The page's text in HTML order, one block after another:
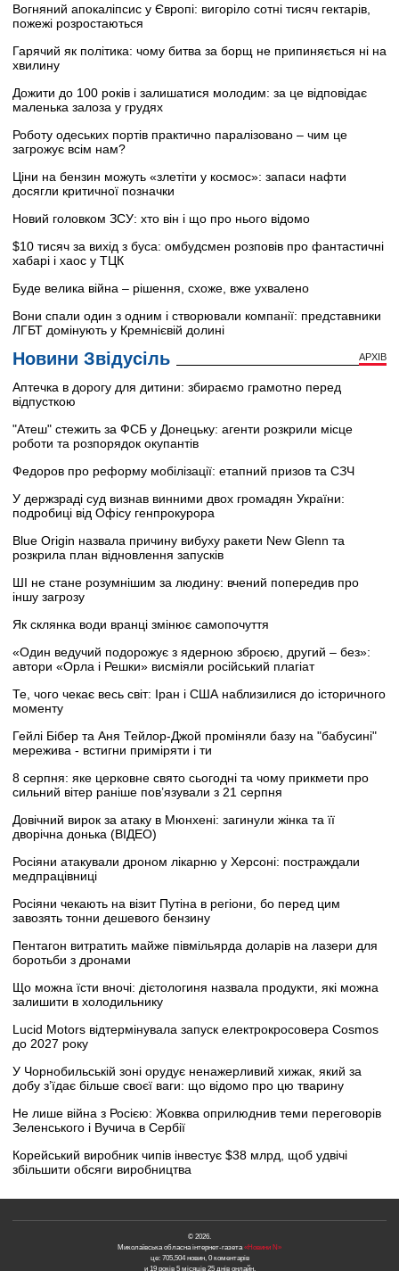
Вогняний апокаліпсис у Європі: вигоріло сотні тисяч гектарів,
пожежі розростаються
Гарячий як політика: чому битва за борщ не припиняється ні на
хвилину
Дожити до 100 років і залишатися молодим: за це відповідає
маленька залоза у грудях
Роботу одеських портів практично паралізовано – чим це
загрожує всім нам?
Ціни на бензин можуть «злетіти у космос»: запаси нафти
досягли критичної позначки
Новий головком ЗСУ: хто він і що про нього відомо
$10 тисяч за вихід з буса: омбудсмен розповів про фантастичні
хабарі і хаос у ТЦК
Буде велика війна – рішення, схоже, вже ухвалено
Вони спали один з одним і створювали компанії: представники
ЛГБТ домінують у Кремнієвій долині
Новини Звідусіль АРХІВ
Аптечка в дорогу для дитини: збираємо грамотно перед
відпусткою
"Атеш" стежить за ФСБ у Донецьку: агенти розкрили місце
роботи та розпорядок окупантів
Федоров про реформу мобілізації: етапний призов та СЗЧ
У держзраді суд визнав винними двох громадян України:
подробиці від Офісу генпрокурора
Blue Origin назвала причину вибуху ракети New Glenn та
розкрила план відновлення запусків
ШІ не стане розумнішим за людину: вчений попередив про
іншу загрозу
Як склянка води вранці змінює самопочуття
«Один ведучий подорожує з ядерною зброєю, другий – без»:
автори «Орла і Решки» висміяли російський плагіат
Те, чого чекає весь світ: Іран і США наблизилися до історичного
моменту
Гейлі Бібер та Аня Тейлор-Джой проміняли базу на "бабусині"
мережива - встигни приміряти і ти
8 серпня: яке церковне свято сьогодні та чому прикмети про
сильний вітер раніше пов’язували з 21 серпня
Довічний вирок за атаку в Мюнхені: загинули жінка та її
дворічна донька (ВІДЕО)
Росіяни атакували дроном лікарню у Херсоні: постраждали
медпрацівниці
Росіяни чекають на візит Путіна в регіони, бо перед цим
завозять тонни дешевого бензину
Пентагон витратить майже півмільярда доларів на лазери для
боротьби з дронами
Що можна їсти вночі: дієтологиня назвала продукти, які можна
залишити в холодильнику
Lucid Motors відтермінувала запуск електрокросовера Cosmos
до 2027 року
У Чорнобильській зоні орудує ненажерливий хижак, який за
добу з’їдає більше своєї ваги: що відомо про цю тварину
Не лише війна з Росією: Жовква оприлюднив теми переговорів
Зеленського і Вучича в Сербії
Корейський виробник чипів інвестує $38 млрд, щоб удвічі
збільшити обсяги виробництва
© 2026.
Миколаївська обласна інтернет-газета«Новини N»
це: 705,504 новин, 0 коментарів
и 19 років 5 місяців 25 днів онлайн.